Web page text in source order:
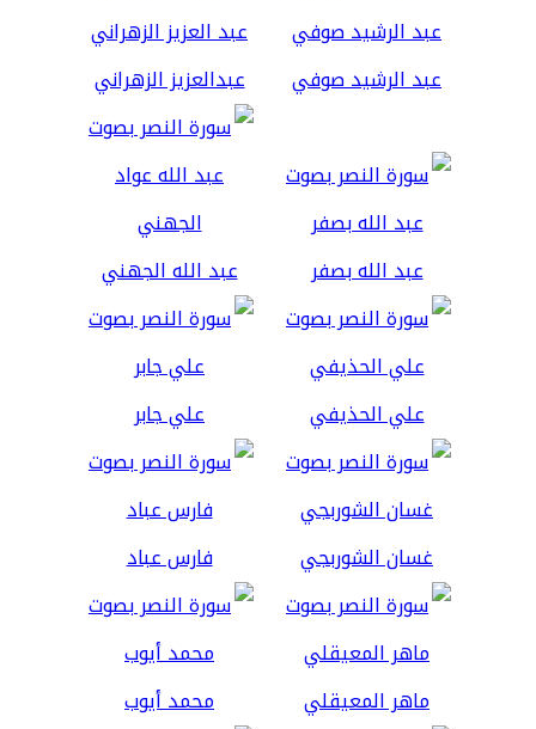
عبد الرشيد صوفي عبدالعزيز الزهراني
عبد الله بصفر عبد الله الجهني
علي الحذيفي علي جابر
غسان الشوربجي فارس عباد
ماهر المعيقلي محمد أيوب